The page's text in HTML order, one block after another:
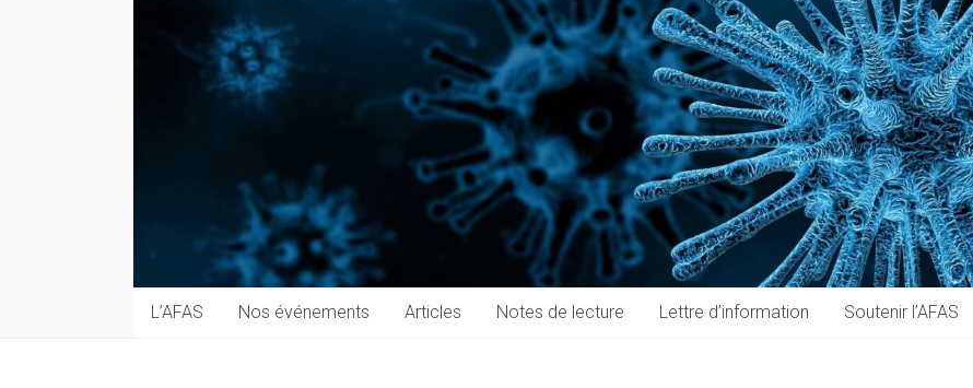
sciences
(AFAS)
techniques
du
public
L’AFAS Nos événements Articles Notes de lecture Lettre d’information Soutenir l’AFAS